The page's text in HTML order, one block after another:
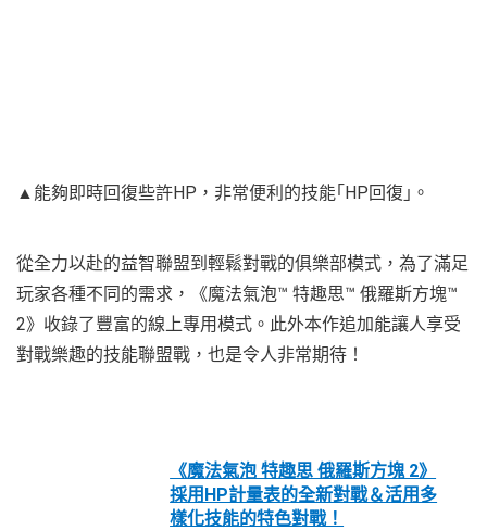
▲能夠即時回復些許HP，非常便利的技能｢HP回復｣。
從全力以赴的益智聯盟到輕鬆對戰的俱樂部模式，為了滿足
玩家各種不同的需求，《魔法氣泡™ 特趣思™ 俄羅斯方塊™
2》收錄了豐富的線上專用模式。此外本作追加能讓人享受
對戰樂趣的技能聯盟戰，也是令人非常期待！
《魔法氣泡 特趣思 俄羅斯方塊 2》
採用HP計量表的全新對戰＆活用多
樣化技能的特色對戰！